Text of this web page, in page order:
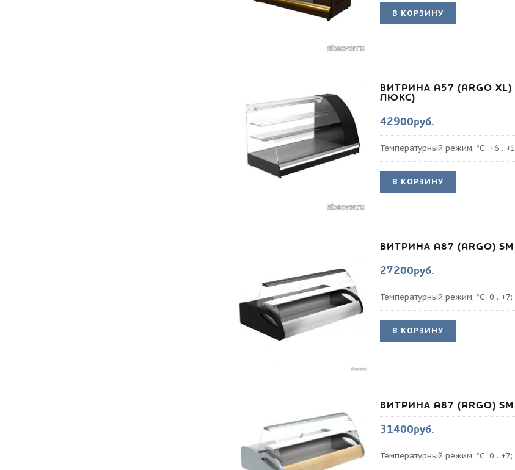
В КОРЗИНУ
ВИТРИНА A57 (ARGO
ЛЮКС)
42900руб.
Температурный режим, *С:
В КОРЗИНУ
ВИТРИНА A87 (ARGO)
27200руб.
Температурный режим, *С: 0…+7;
В КОРЗИНУ
ВИТРИНА A87 (ARGO)
31400руб.
Температурный режим, *С: